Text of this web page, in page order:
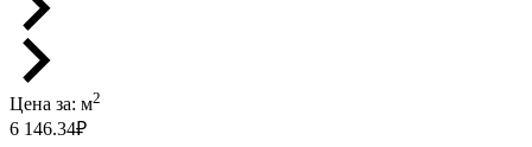
Цена за: м2
6 146.34₽